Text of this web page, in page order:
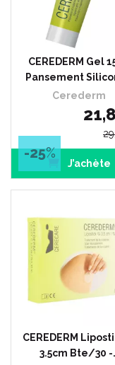
CEREDERM Gel
Pansement
Cerederm
21,
29
-25%
J’achète
CEREDERM
3.5cm Bte/30 -